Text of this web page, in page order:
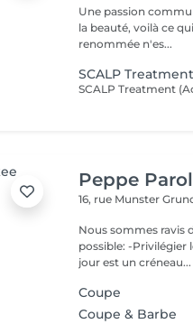
Une passion
la beauté, voilà ce
renommée n'es...
SCALP
Peppe
16, rue Munster
Nous sommes ravis de
possible: -Privilégier
jour est un créneau...
Coupe
Coupe & Barbe